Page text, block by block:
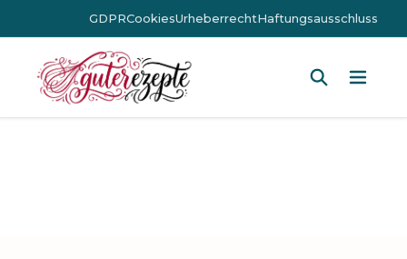
GDPRCookiesUrheberrechtHaftungsausschluss